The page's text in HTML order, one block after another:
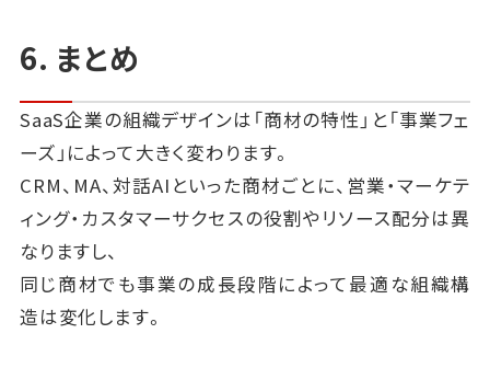
防ぎつつスケールを持続させられます。
■ 成熟期：効率性と挑戦の両立
安定期に入ったSaaS企業の課題は「硬直化」です。
収益は安定しているものの、競争環境が変化すれば一
気にシェアを失うリスクがあります。
そのため、効率性を高めつつ新しい挑戦の余地を残す
ことがポイントになります。
6. まとめ
SaaS企業の組織デザインは「商材の特性」と「事業フェ
ーズ」によって大きく変わります。
CRM、MA、対話AIといった商材ごとに、営業・マーケテ
ィング・カスタマーサクセスの役割やリソース配分は異
なりますし、
同じ商材でも事業の成長段階によって最適な組織構
造は変化します。